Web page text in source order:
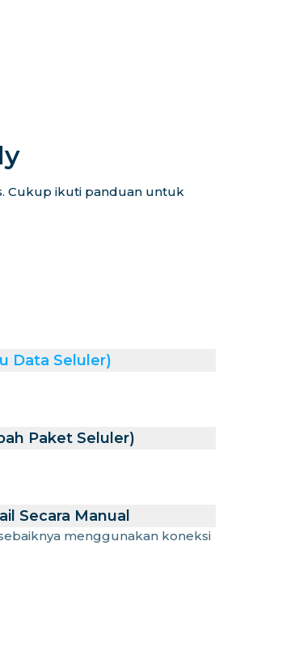
Cukup ikuti panduan untuk
Data Seluler)
Paket Seluler)
Secara Manual
menggunakan koneksi